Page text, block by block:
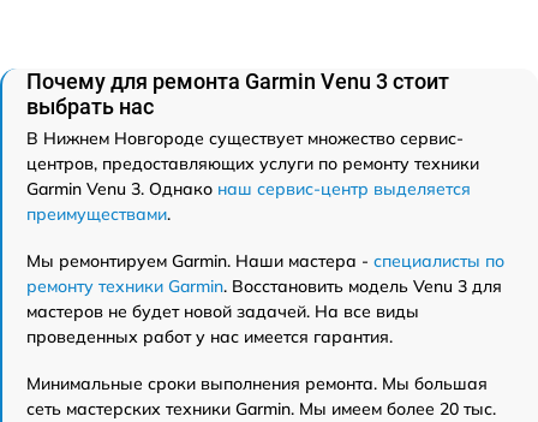
Почему для ремонта Garmin Venu 3 стоит
выбрать нас
В Нижнем Новгороде существует множество сервис-
центров, предоставляющих услуги по ремонту техники
Garmin Venu 3. Однако наш сервис-центр выделяется
преимуществами.
Мы ремонтируем Garmin. Наши мастера - специалисты по
ремонту техники Garmin. Восстановить модель Venu 3 для
мастеров не будет новой задачей. На все виды
проведенных работ у нас имеется гарантия.
Минимальные сроки выполнения ремонта. Мы большая
сеть мастерских техники Garmin. Мы имеем более 20 тыс.